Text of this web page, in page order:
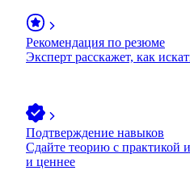
Рекомендация по резюме
Эксперт расскажет, как
Подтверждение навыков
Сдайте теорию с практикой и
и ценнее